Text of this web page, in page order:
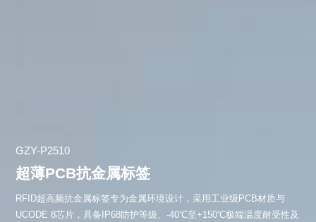
GZY-P2510
超薄PCB抗金属标签
RFID超高频抗金属标签专为金属环境设计，采用工业级PCB材质与
UCODE 8芯片，具备IP68防护等级、-40℃至+150℃极端温度耐受性及